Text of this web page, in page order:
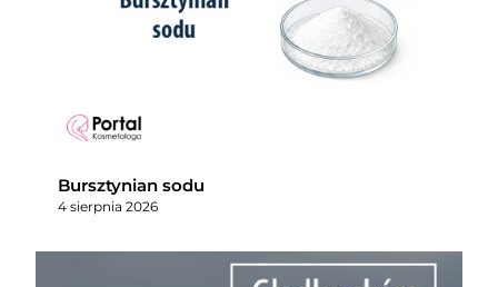
Bursztynian sodu
4 sierpnia 2026